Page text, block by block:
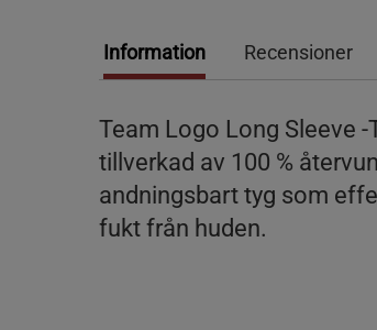
Information Recensioner
Team Logo Long Sleeve
tillverkad av 100 %
andningsbart tyg som
fukt från huden.